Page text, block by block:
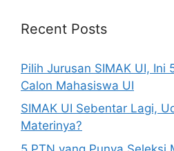
Recent Posts
Pilih Jurusan SIMAK UI, Ini
Calon Mahasiswa UI
SIMAK UI Sebentar Lagi,
Materinya?